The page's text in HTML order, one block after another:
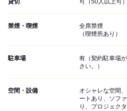
貸切 可（50人以上可）
禁煙・喫煙
全席禁煙
（喫煙所あり）
駐車場
有（契約駐車場
さい。）
空間・設備
オシャレな空間
ートあり、ソフ
り、プロジェク